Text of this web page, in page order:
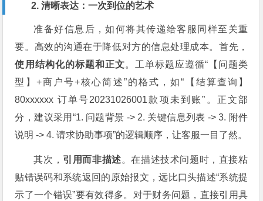
2. 清晰表达：一次到位的艺术
准备好信息后，如何将其传递给客服同样至关重
要。高效的沟通在于降低对方的信息处理成本。首先，
使用结构化的标题和正文。工单标题应遵循“【问题类
型】+商户号+核心简述”的格式，如“【结算查询】
80xxxxxx 订单号20231026001款项未到账”。正文部
分，建议采用“1. 问题背景 -> 2. 关键信息列表 -> 3. 附件
说明 -> 4. 请求协助事项”的逻辑顺序，让客服一目了然。
其次， 引用而非描述。在描述技术问题时，直接粘
贴错误码和系统返回的原始报文，远比口头描述“系统提
示了一个错误”要有效得多。对于财务问题，直接引用具